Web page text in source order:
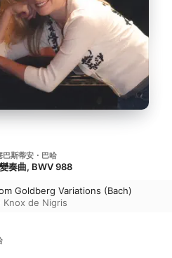
巴斯蒂安・巴哈
奏曲, BWV 988
Goldberg Variations (Bach)
Knox de Nigris